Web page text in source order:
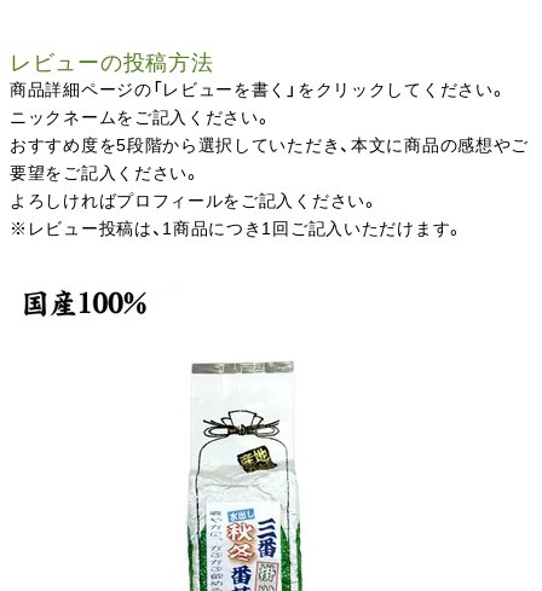
レビューの投稿方法
商品詳細ページの「レビューを書く」をクリックしてください。
ニックネームをご記入ください。
おすすめ度を5段階から選択していただき、本文に商品の感想やご
要望をご記入ください。
よろしければプロフィールをご記入ください。
※レビュー投稿は、1商品につき1回ご記入いただけます。